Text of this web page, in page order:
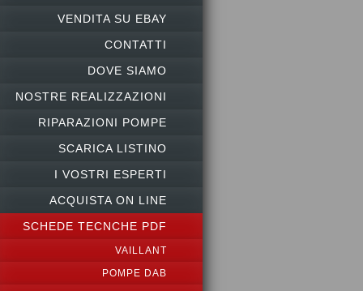
VENDITA SU EBAY
CONTATTI
DOVE SIAMO
NOSTRE REALIZZAZIONI
RIPARAZIONI POMPE
SCARICA LISTINO
I VOSTRI ESPERTI
ACQUISTA ON LINE
SCHEDE TECNCHE PDF
VAILLANT
POMPE DAB